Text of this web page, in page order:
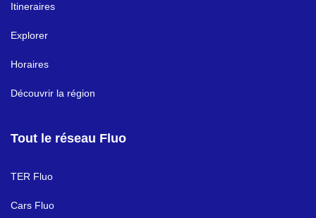
Itineraires
Explorer
Horaires
Découvrir la région
Tout le réseau Fluo
TER Fluo
Cars Fluo